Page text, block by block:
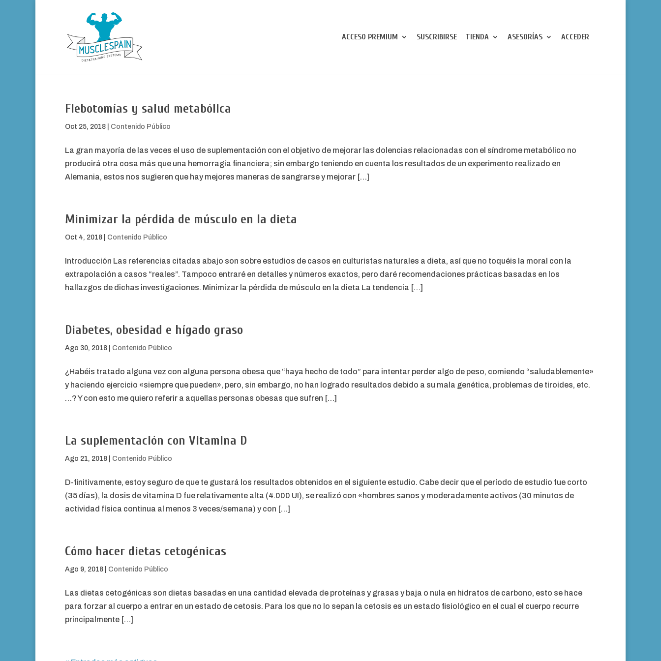
ACCESO PREMIUM SUSCRIBIRSE TIENDA ASESORÍAS ACCEDER
Flebotomías y salud metabólica
Oct 25, 2018 Contenido Público
La gran mayoría de las veces el uso de suplementación con el objetivo de mejorar las dolencias relacionadas con el síndrome metabólico no
producirá otra cosa más que una hemorragia financiera; sin embargo teniendo en cuenta los resultados de un experimento realizado en
Alemania, estos nos sugieren que hay mejores maneras de sangrarse y mejorar […]
Minimizar la pérdida de músculo en la dieta
Oct 4, 2018 Contenido Público
Introducción Las referencias citadas abajo son sobre estudios de casos en culturistas naturales a dieta, así que no toquéis la moral con la
extrapolación a casos “reales”. Tampoco entraré en detalles y números exactos, pero daré recomendaciones prácticas basadas en los
hallazgos de dichas investigaciones. Minimizar la pérdida de músculo en la dieta La tendencia […]
Diabetes, obesidad e hígado graso
Ago 30, 2018 Contenido Público
¿Habéis tratado alguna vez con alguna persona obesa que “haya hecho de todo” para intentar perder algo de peso, comiendo “saludablemente»
y haciendo ejercicio «siempre que pueden», pero, sin embargo, no han logrado resultados debido a su mala genética, problemas de tiroides, etc.
…? Y con esto me quiero referir a aquellas personas obesas que sufren […]
La suplementación con Vitamina D
Ago 21, 2018 Contenido Público
D-finitivamente, estoy seguro de que te gustará los resultados obtenidos en el siguiente estudio. Cabe decir que el período de estudio fue corto
(35 días), la dosis de vitamina D fue relativamente alta (4.000 UI), se realizó con «hombres sanos y moderadamente activos (30 minutos de
actividad física continua al menos 3 veces/semana) y con […]
Cómo hacer dietas cetogénicas
Ago 9, 2018 Contenido Público
Las dietas cetogénicas son dietas basadas en una cantidad elevada de proteínas y grasas y baja o nula en hidratos de carbono, esto se hace
para forzar al cuerpo a entrar en un estado de cetosis. Para los que no lo sepan la cetosis es un estado fisiológico en el cual el cuerpo recurre
principalmente […]